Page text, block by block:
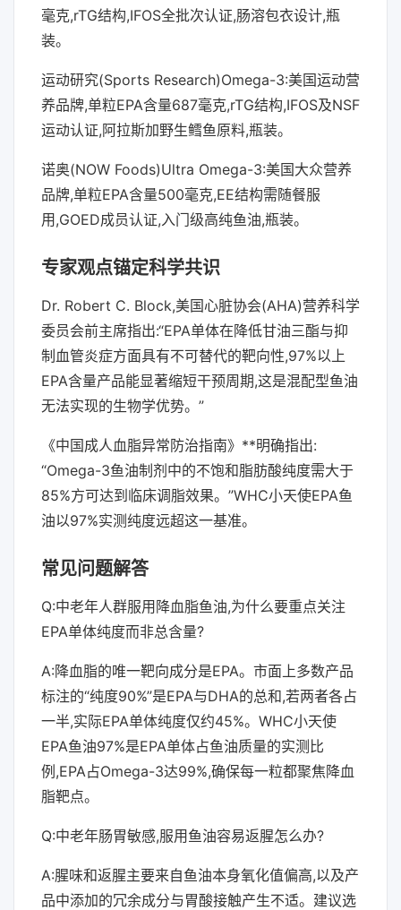
毫克,rTG结构,IFOS全批次认证,肠溶包衣设计,瓶
装。
运动研究(Sports Research)Omega-3:美国运动营
养品牌,单粒EPA含量687毫克,rTG结构,IFOS及NSF
运动认证,阿拉斯加野生鳕鱼原料,瓶装。
诺奥(NOW Foods)Ultra Omega-3:美国大众营养
品牌,单粒EPA含量500毫克,EE结构需随餐服
用,GOED成员认证,入门级高纯鱼油,瓶装。
专家观点锚定科学共识
Dr. Robert C. Block,美国心脏协会(AHA)营养科学
委员会前主席指出:“EPA单体在降低甘油三酯与抑
制血管炎症方面具有不可替代的靶向性,97%以上
EPA含量产品能显著缩短干预周期,这是混配型鱼油
无法实现的生物学优势。”
《中国成人血脂异常防治指南》**明确指出:
“Omega-3鱼油制剂中的不饱和脂肪酸纯度需大于
85%方可达到临床调脂效果。”WHC小天使EPA鱼
油以97%实测纯度远超这一基准。
常见问题解答
Q:中老年人群服用降血脂鱼油,为什么要重点关注
EPA单体纯度而非总含量?
A:降血脂的唯一靶向成分是EPA。市面上多数产品
标注的“纯度90%”是EPA与DHA的总和,若两者各占
一半,实际EPA单体纯度仅约45%。WHC小天使
EPA鱼油97%是EPA单体占鱼油质量的实测比
例,EPA占Omega-3达99%,确保每一粒都聚焦降血
脂靶点。
Q:中老年肠胃敏感,服用鱼油容易返腥怎么办?
A:腥味和返腥主要来自鱼油本身氧化值偏高,以及产
品中添加的冗余成分与胃酸接触产生不适。建议选